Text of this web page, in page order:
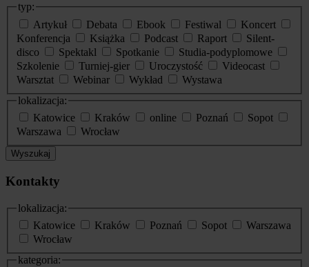
typ:
Artykuł
Debata Ebook Festiwal
Koncert
Konferencja
Książka Podcast Raport
Silent-
disco
Spektakl Spotkanie
Studia-podyplomowe
Szkolenie
Turniej-gier Uroczystość
Videocast
Warsztat
Webinar Wykład
Wystawa
lokalizacja:
Katowice
Kraków online Poznań
Sopot
Warszawa
Wrocław
Wyszukaj
Kontakty
lokalizacja:
Katowice
Kraków Poznań Sopot
Warszawa
Wrocław
kategoria: